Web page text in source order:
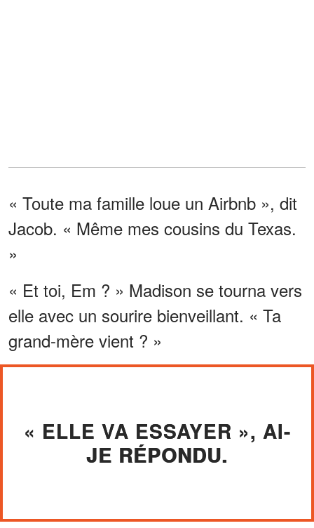
« Toute ma famille loue un Airbnb », dit
Jacob. « Même mes cousins du Texas.
»
« Et toi, Em ? » Madison se tourna vers
elle avec un sourire bienveillant. « Ta
grand-mère vient ? »
« ELLE VA ESSAYER », AI-
JE RÉPONDU.